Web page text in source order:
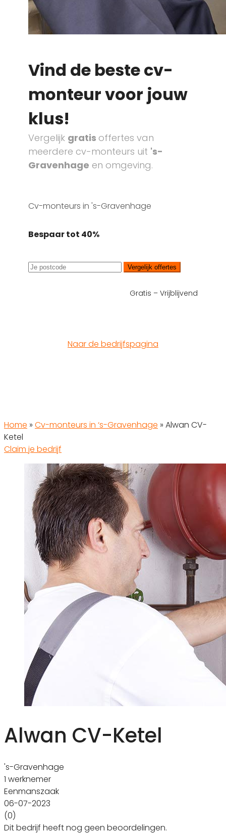
Vind de beste cv-
monteur voor jouw
klus!
Vergelijk gratis offertes van
meerdere cv-monteurs uit 's-
Gravenhage en omgeving.
Cv-monteurs in 's-Gravenhage
Bespaar tot 40%
Vergelijk offertes
Gratis – Vrijblijvend
Naar de bedrijfspagina
Home » Cv-monteurs in ‘s-Gravenhage » Alwan CV-
Ketel
Claim je bedrijf
Alwan CV-Ketel
's-Gravenhage
1 werknemer
Eenmanszaak
06-07-2023
(0)
Dit bedrijf heeft nog geen beoordelingen.